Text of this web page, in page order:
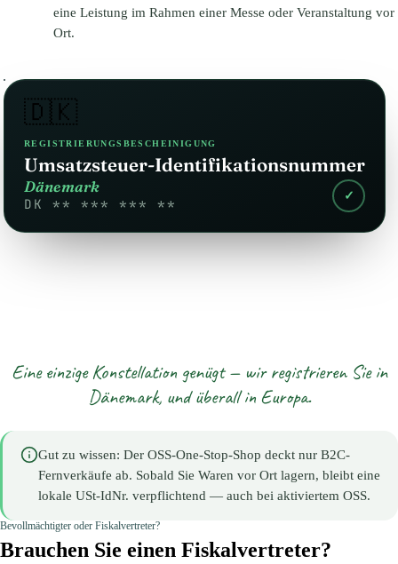
eine Leistung im Rahmen einer Messe oder Veranstaltung vor
Ort.
🇩🇰
REGISTRIERUNGSBESCHEINIGUNG
Umsatzsteuer-Identifikationsnummer
Dänemark
DK ** *** *** ** ✓
Eine einzige Konstellation genügt — wir registrieren Sie in
Dänemark, und überall in Europa.
Gut zu wissen: Der OSS-One-Stop-Shop deckt nur B2C-
Fernverkäufe ab. Sobald Sie Waren vor Ort lagern, bleibt eine
lokale USt-IdNr. verpflichtend — auch bei aktiviertem OSS.
Bevollmächtigter oder Fiskalvertreter?
Brauchen Sie einen Fiskalvertreter?